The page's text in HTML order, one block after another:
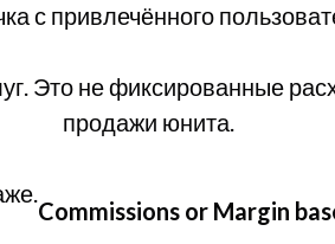
с привлечённого
Это не фиксированные
продажи юнита.
Commissions or Margin